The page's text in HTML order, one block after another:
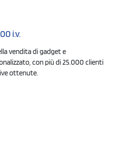
i.v.
vendita di gadget e
con più di 25.000 clienti
ottenute.